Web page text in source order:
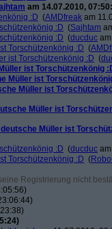
am 14.07.2010,
:D (AMDfreak am
:D (Sajhtam
:D (ducduc
Torschützenkönig :D (
ist Torschützenkönig :D (
ist Torschützenkönig
Müller ist
Müller ist
Müller ist
Müller ist
:D (ducduc
Torschützenkönig :D (
Registrierung nicht